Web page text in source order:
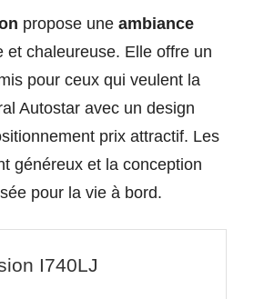
propose une ambiance
et chaleureuse. Elle offre un
pour ceux qui veulent la
Autostar avec un design
prix attractif. Les
généreux et la conception
pour la vie à bord.
I740LJ